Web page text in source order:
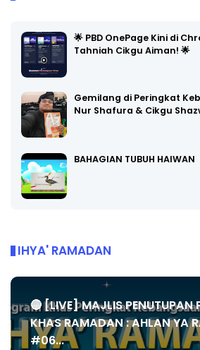
🌟 PBD OnePage Kini di
Tahniah Cikgu Aiman! 🌟
Gemilang di Peringkat
Nur Shafura & Cikgu
BAHAGIAN TUBUH HAIWAN
IHYA' RAMADAN
🔴 [LIVE] MAJLIS PENUTUPAN
KHAS RAMADAN : AHLAN YA
#06...